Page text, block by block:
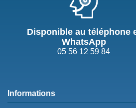
Disponible au téléphone
WhatsApp
05 56 12 59 84
Informations